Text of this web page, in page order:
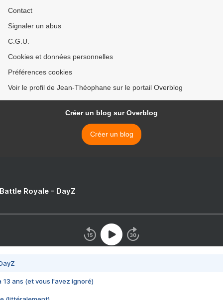
Contact
Signaler un abus
C.G.U.
Cookies et données personnelles
Préférences cookies
Voir le profil de Jean-Théophane sur le portail Overblog
Créer un blog sur Overblog
Créer un blog
Royale - DayZ
13 ans (et vous l'avez ignoré)